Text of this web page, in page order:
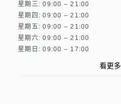
星期三: 09:00 – 21:00
星期四: 09:00 – 21:00
星期五: 09:00 – 21:00
星期六: 09:00 – 21:00
看更多